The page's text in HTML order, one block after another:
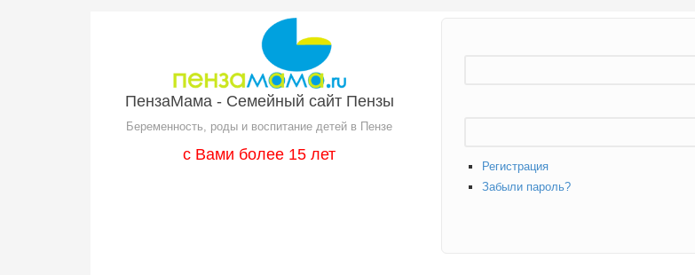
ПензаМама - Семейный сайт Пензы
Беременность, роды и воспитание детей в Пензе
с Вами более 15 лет
Регистрация
Забыли пароль?